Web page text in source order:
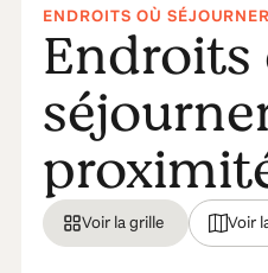
ENDROITS OÙ SÉJOURNER
Endroits
Voir la grille Voir